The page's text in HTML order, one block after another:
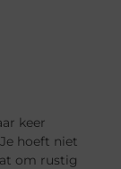
keer
hoeft niet
om rustig